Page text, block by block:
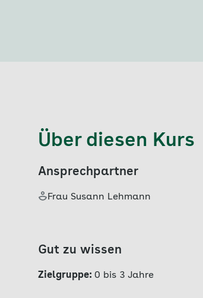
Über diesen Kurs
Ansprechpartner
Frau Susann Lehmann
Gut zu wissen
Zielgruppe: 0 bis 3 Jahre